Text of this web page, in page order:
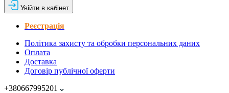
Увійти в кабінет
Реєстрація
Політика захисту та обробки персональних даних
Оплата
Доставка
Договір публічної оферти
+380667995201